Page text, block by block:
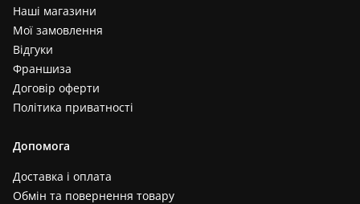
Наші магазини
Мої замовлення
Відгуки
Франшиза
Договір оферти
Політика приватності
Допомога
Доставка і оплата
Обмін та повернення товару